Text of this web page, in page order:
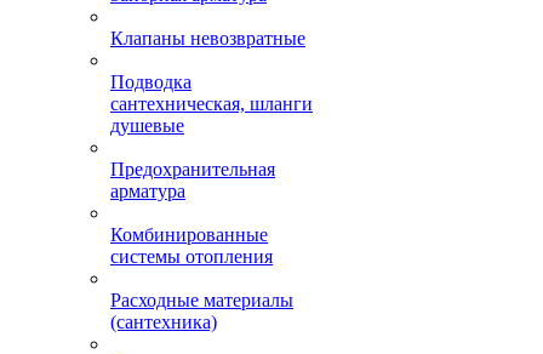
Клапаны невозвратные
Подводка
сантехническая, шланги
душевые
Предохранительная
арматура
Комбинированные
системы отопления
Расходные материалы
(сантехника)